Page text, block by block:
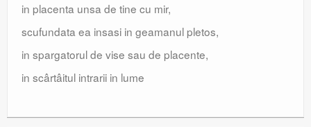
in placenta unsa de tine cu mir,
scufundata ea insasi in geamanul pletos,
in spargatorul de vise sau de placente,
in scârtâitul intrarii in lume